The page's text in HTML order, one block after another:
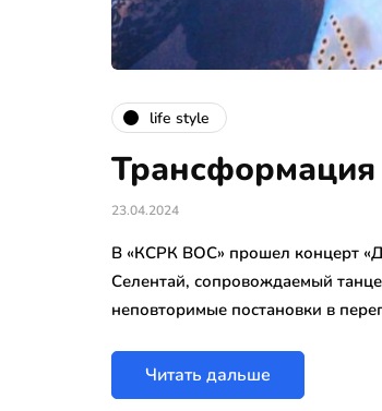
life style
23.04.2024
В «КСРК ВОС» прошел концерт
Селентай, сопровождаемый
неповторимые постановки в
Читать дальше